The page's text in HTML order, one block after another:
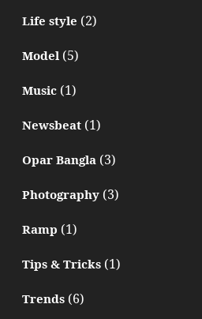
Life style (2)
Model(5)
Music(1)
Newsbeat(1)
Opar Bangla(3)
Photography(3)
Ramp (1)
Tips & Tricks(1)
Trends(6)